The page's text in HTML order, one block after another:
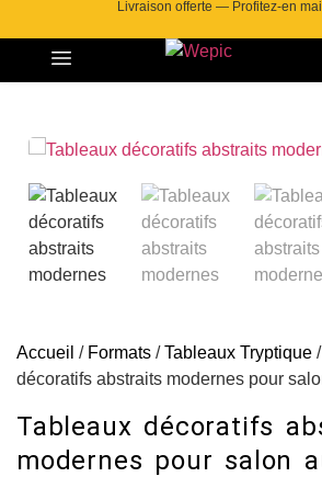
Livraison offerte — Profitez-en
Accueil / Formats /Tableaux Tryptique
décoratifs abstraits modernes pour
Tableaux décoratifs
modernes pour salon